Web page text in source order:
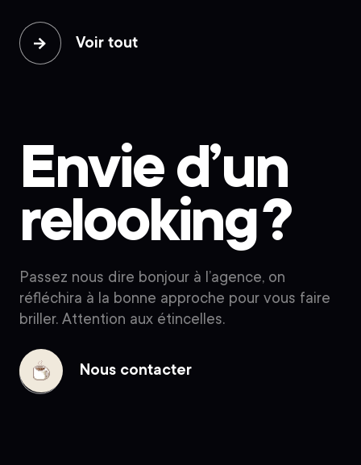
Voir tout
Envie d’un
relooking ?
Passez nous dire bonjour à l’agence, on
réfléchira à la bonne approche pour vous faire
briller. Attention aux étincelles.
Nous contacter